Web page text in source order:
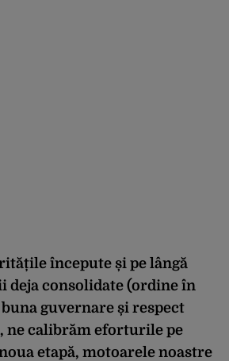
începute și pe lângă
deja consolidate (ordine în
guvernare și respect
ne calibrăm eforturile pe
etapă, motoarele noastre